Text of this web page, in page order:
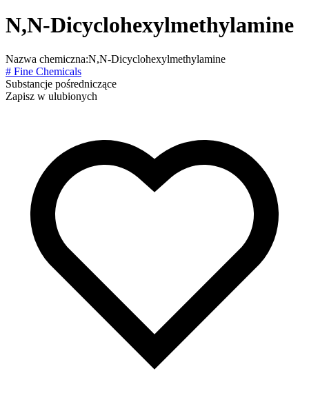
N,N-Dicyclohexylmethylamine
Nazwa chemiczna:N,N-Dicyclohexylmethylamine
# Fine Chemicals
Substancje pośredniczące
Zapisz w ulubionych